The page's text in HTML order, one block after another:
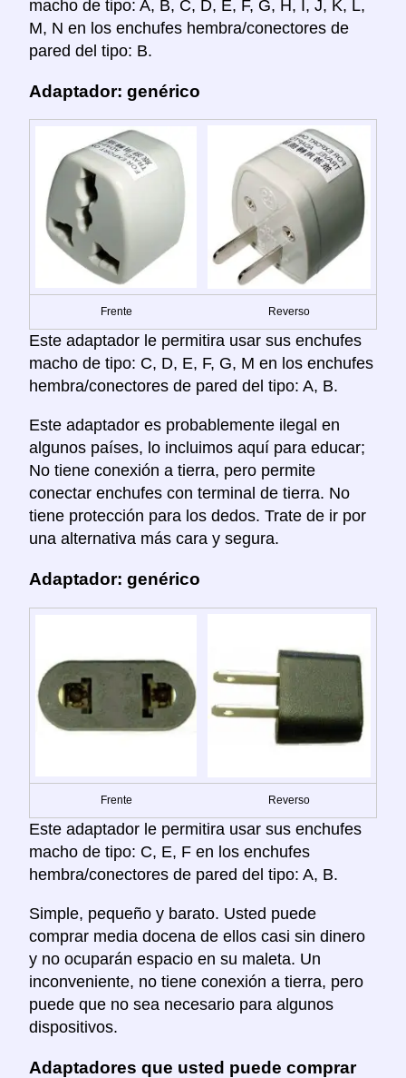
macho de tipo: A, B, C, D, E, F, G, H, I, J, K, L,
M, N en los enchufes hembra/conectores de
pared del tipo: B.
Adaptador: genérico
Frente Reverso
Este adaptador le permitira usar sus enchufes
macho de tipo: C, D, E, F, G, M en los enchufes
hembra/conectores de pared del tipo: A, B.
Este adaptador es probablemente ilegal en
algunos países, lo incluimos aquí para educar;
No tiene conexión a tierra, pero permite
conectar enchufes con terminal de tierra. No
tiene protección para los dedos. Trate de ir por
una alternativa más cara y segura.
Adaptador: genérico
Frente Reverso
Este adaptador le permitira usar sus enchufes
macho de tipo: C, E, F en los enchufes
hembra/conectores de pared del tipo: A, B.
Simple, pequeño y barato. Usted puede
comprar media docena de ellos casi sin dinero
y no ocuparán espacio en su maleta. Un
inconveniente, no tiene conexión a tierra, pero
puede que no sea necesario para algunos
dispositivos.
Adaptadores que usted puede comprar